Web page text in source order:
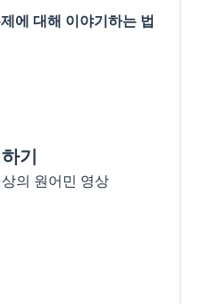
에 대해 이야기하는 법
기
의 원어민 영상